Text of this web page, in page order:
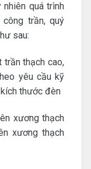
quá trình
trần, quý
sau:
trần thạch cao,
yêu cầu kỹ
thước đèn
xương thạch
xương thạch